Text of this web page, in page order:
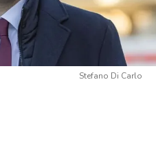
Stefano Di Carlo